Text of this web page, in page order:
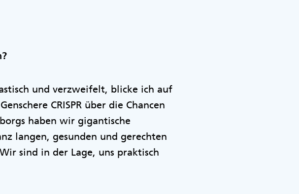
und verzweifelt, blicke ich auf
CRISPR über die Chancen
haben wir gigantische
langen, gesunden und gerechten
sind in der Lage, uns praktisch